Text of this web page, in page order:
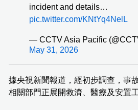
incident and details…
pic.twitter.com/KNtYq4NelL
— CCTV Asia Pacific
May 31, 2026
據央視新聞報道，經初步調查，事
相關部門正展開救濟、醫療及安置工